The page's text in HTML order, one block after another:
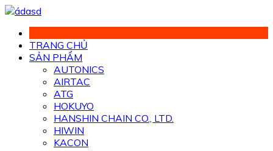
Chuyển
phần
dung
TRANG CHỦ
SẢN PHẨM
AUTONICS
AIRTAC
ATG
HOKUYO
HANSHIN CHAIN CO., LTD.
HIWIN
KACON